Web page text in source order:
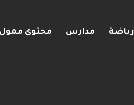
رياضة مدارس محتوى ممول